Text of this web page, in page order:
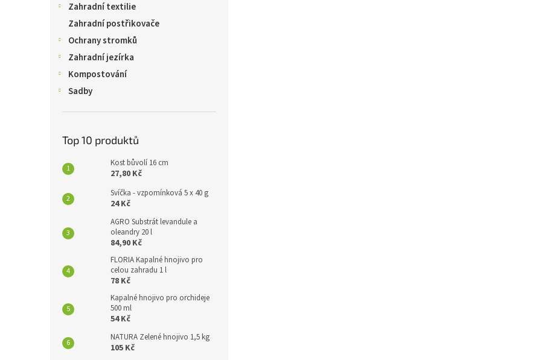
Zahradní textilie
Zahradní postřikovače
Ochrany stromků
Zahradní jezírka
Kompostování
Sadby
Top 10 produktů
Kost bůvolí 16 cm
27,80 Kč
Svíčka - vzpomínková 5 x 40 g
24 Kč
AGRO Substrát levandule a
oleandry 20 l
84,90 Kč
FLORIA Kapalné hnojivo pro
celou zahradu 1 l
78 Kč
Kapalné hnojivo pro orchideje
500 ml
54 Kč
NATURA Zelené hnojivo 1,5 kg
105 Kč